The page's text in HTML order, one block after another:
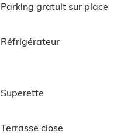
Parking gratuit sur place
Réfrigérateur
Superette
Terrasse close